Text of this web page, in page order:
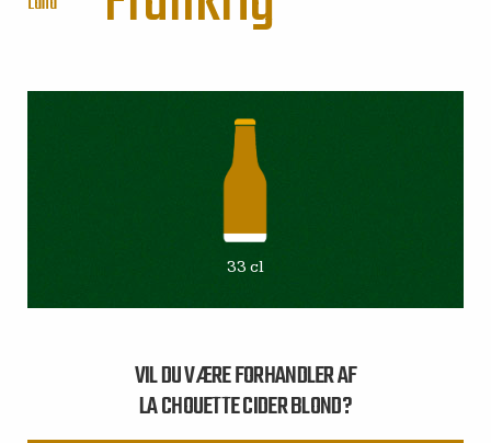
33 cl
VIL DU VÆRE FORHANDLER AF
LA CHOUETTE CIDER BLOND?